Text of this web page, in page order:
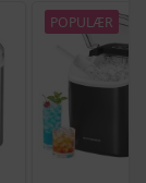
POPULÆR